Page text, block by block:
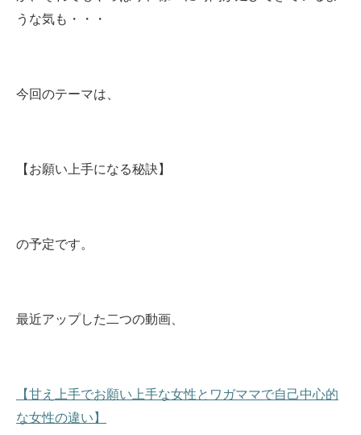
うな気も・・・
今回のテーマは、
【お願い上手になる秘訣】
の予定です。
最近アップした二つの動画、
【甘え上手でお願い上手な女性とワガママで自己中心的
な女性の違い】